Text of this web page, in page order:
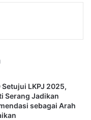
Setujui LKPJ 2025,
Serang Jadikan
sebagai Arah